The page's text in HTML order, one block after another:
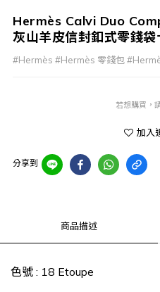
Hermès Calvi Duo
灰山羊皮信封釦式零錢袋
#Hermès #Hermès 零錢包
若想購買，
加入
分享到
商品描述
色號 : 18 Etoupe